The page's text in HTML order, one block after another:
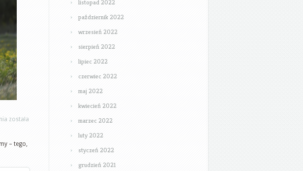
Edukacja
kody
została
– tego,
listopad 2022
październik 2022
wrzesień 2022
sierpień 2022
lipiec 2022
czerwiec 2022
maj 2022
kwiecień 2022
marzec 2022
luty 2022
styczeń 2022
grudzień 2021